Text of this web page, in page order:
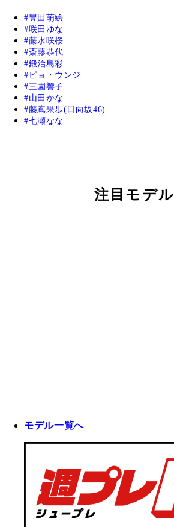
豊田萌絵
咲田ゆな
藤水咲桜
斎藤恭代
鍛治島彩
ピョ・ウンジ
三園響子
山田かな
藤嶌果歩(日向坂46)
七瀬なな
注目モデル
モデル一覧へ